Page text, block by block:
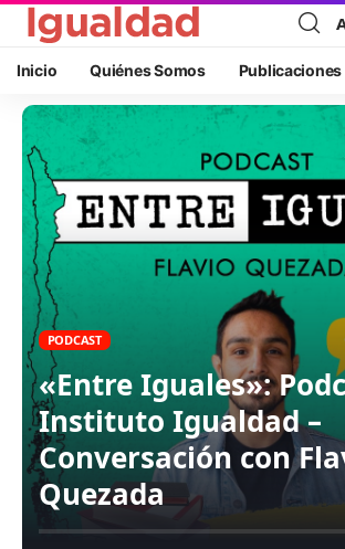
Inicio Quiénes Somos Publicaciones
PODCAST
«Entre Iguales»:
Instituto Igualdad –
Conversación con
Quezada